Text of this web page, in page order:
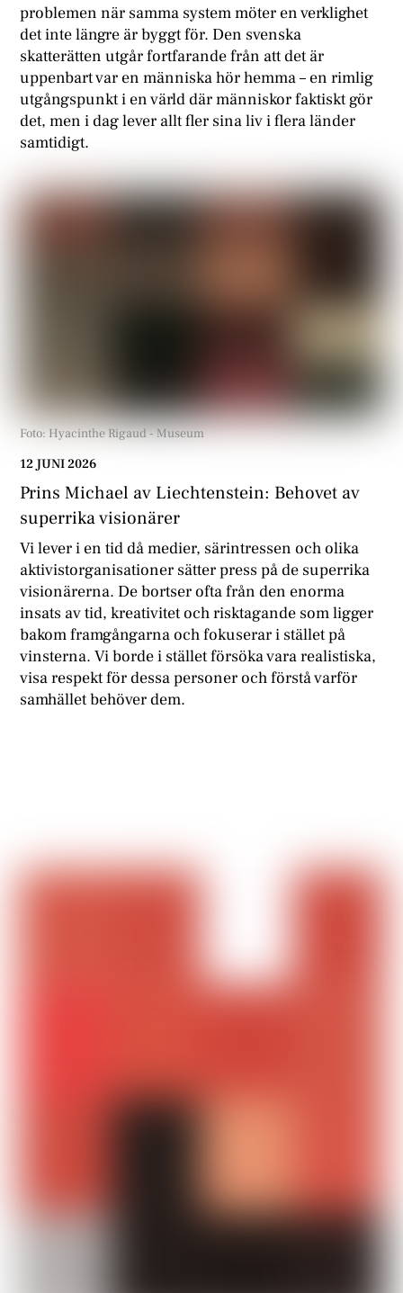
problemen när samma system möter en verklighet
det inte längre är byggt för. Den svenska
skatterätten utgår fortfarande från att det är
uppenbart var en människa hör hemma – en rimlig
utgångspunkt i en värld där människor faktiskt gör
det, men i dag lever allt fler sina liv i flera länder
samtidigt.
Foto: Hyacinthe Rigaud - Museum
12 JUNI 2026
Prins Michael av Liechtenstein: Behovet av
superrika visionärer
Vi lever i en tid då medier, särintressen och olika
aktivistorganisationer sätter press på de superrika
visionärerna. De bortser ofta från den enorma
insats av tid, kreativitet och risktagande som ligger
bakom framgångarna och fokuserar i stället på
vinsterna. Vi borde i stället försöka vara realistiska,
visa respekt för dessa personer och förstå varför
samhället behöver dem.